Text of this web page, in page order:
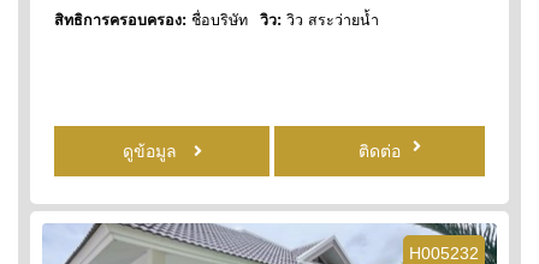
สิทธิการครอบครอง: ชื่อบริษัท วิว: วิว สระว่ายน้ำ
ดูข้อมูล ติดต่อ
H005232